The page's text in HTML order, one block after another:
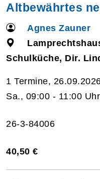
Altbewährtes
Agnes Zauner
Schulküche, Dir.
1 Termine,
Sa., 09:00 - 11:00 Uhr
26-3-84006
40,50 €